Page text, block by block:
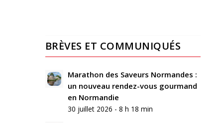
BRÈVES ET COMMUNIQUÉS
Marathon des Saveurs Normandes :
un nouveau rendez-vous gourmand
en Normandie
30 juillet 2026 - 8 h 18 min